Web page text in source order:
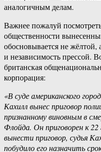
аналогичным делам.
Важнее пожалуй
общественности
обосновывается не
и независимость прессой.
британская
корпорация:
«В суде американского
Кахилл вынес приговор
признанному виновным в
Флойда. Он приговорен к
вынести приговор, судья
побудило его назначить